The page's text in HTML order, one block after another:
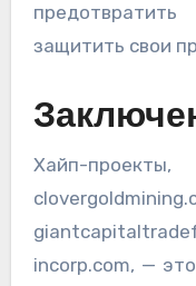
защитить свои
Хайп-
incorp.com, —